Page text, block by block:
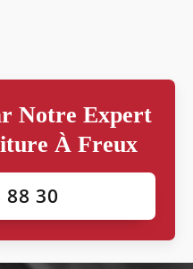
Notre Expert
À Freux
88 30